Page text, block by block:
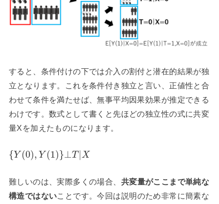
すると、条件付けの下では介入の割付と潜在的結果が独
立となります。これを条件付き独立と言い、正値性と合
わせて条件を満たせば、無事平均因果効果が推定できる
わけです。数式として書くと先ほどの独立性の式に共変
量Xを加えたものになります。
{Y (0), Y (1)}⊥T | X
難しいのは、実際多くの場合、 共変量がここまで単純な
構造ではないことです。今回は説明のため非常に簡素な